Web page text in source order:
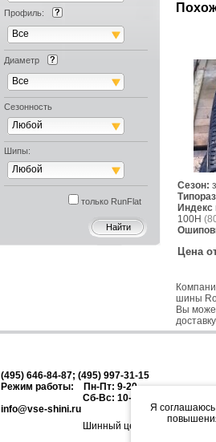
Профиль:
Все
Диаметр
Все
Сезонность
Любой
Шипы:
Любой
только RunFlat
Сезон:
Индекс
100H
Цена
шины
Вы
(495) 646-84-87; (495) 997-31-15
Режим работы: Пн-Пт: 9-20
Сб-Вс: 10-18
info@vse-shini.ru
Я
Шинный центр Шинивесп: